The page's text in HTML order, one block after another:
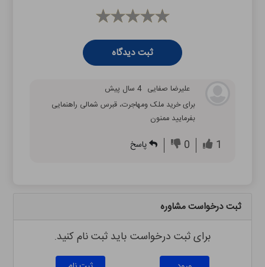
ثبت دیدگاه
علیرضا صفایی 4 سال پیش
برای خرید ملک ومهاجرت، قبرس شمالی راهنمایی
بفرمایید ممنون
1
0 پاسخ
ثبت درخواست مشاوره
برای ثبت درخواست باید ثبت نام کنید.